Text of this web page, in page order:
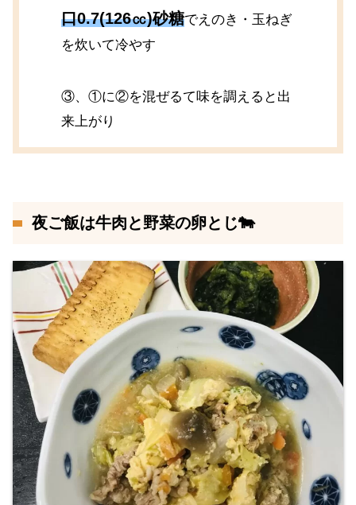
口0.7(126㏄)砂糖でえのき・玉ねぎ
を炊いて冷やす
③、①に②を混ぜるて味を調えると出
来上がり
夜ご飯は牛肉と野菜の卵とじ🐄